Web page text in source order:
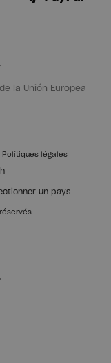
la Unión Europea
Polítiques légales
un pays